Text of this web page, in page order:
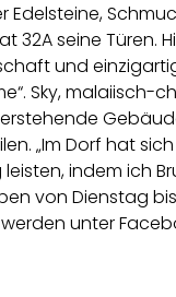
Edelsteine,
32A seine Türen.
und
Sky, malaiisch-
„Im Dorf hat
indem ich
von Dienstag
unter